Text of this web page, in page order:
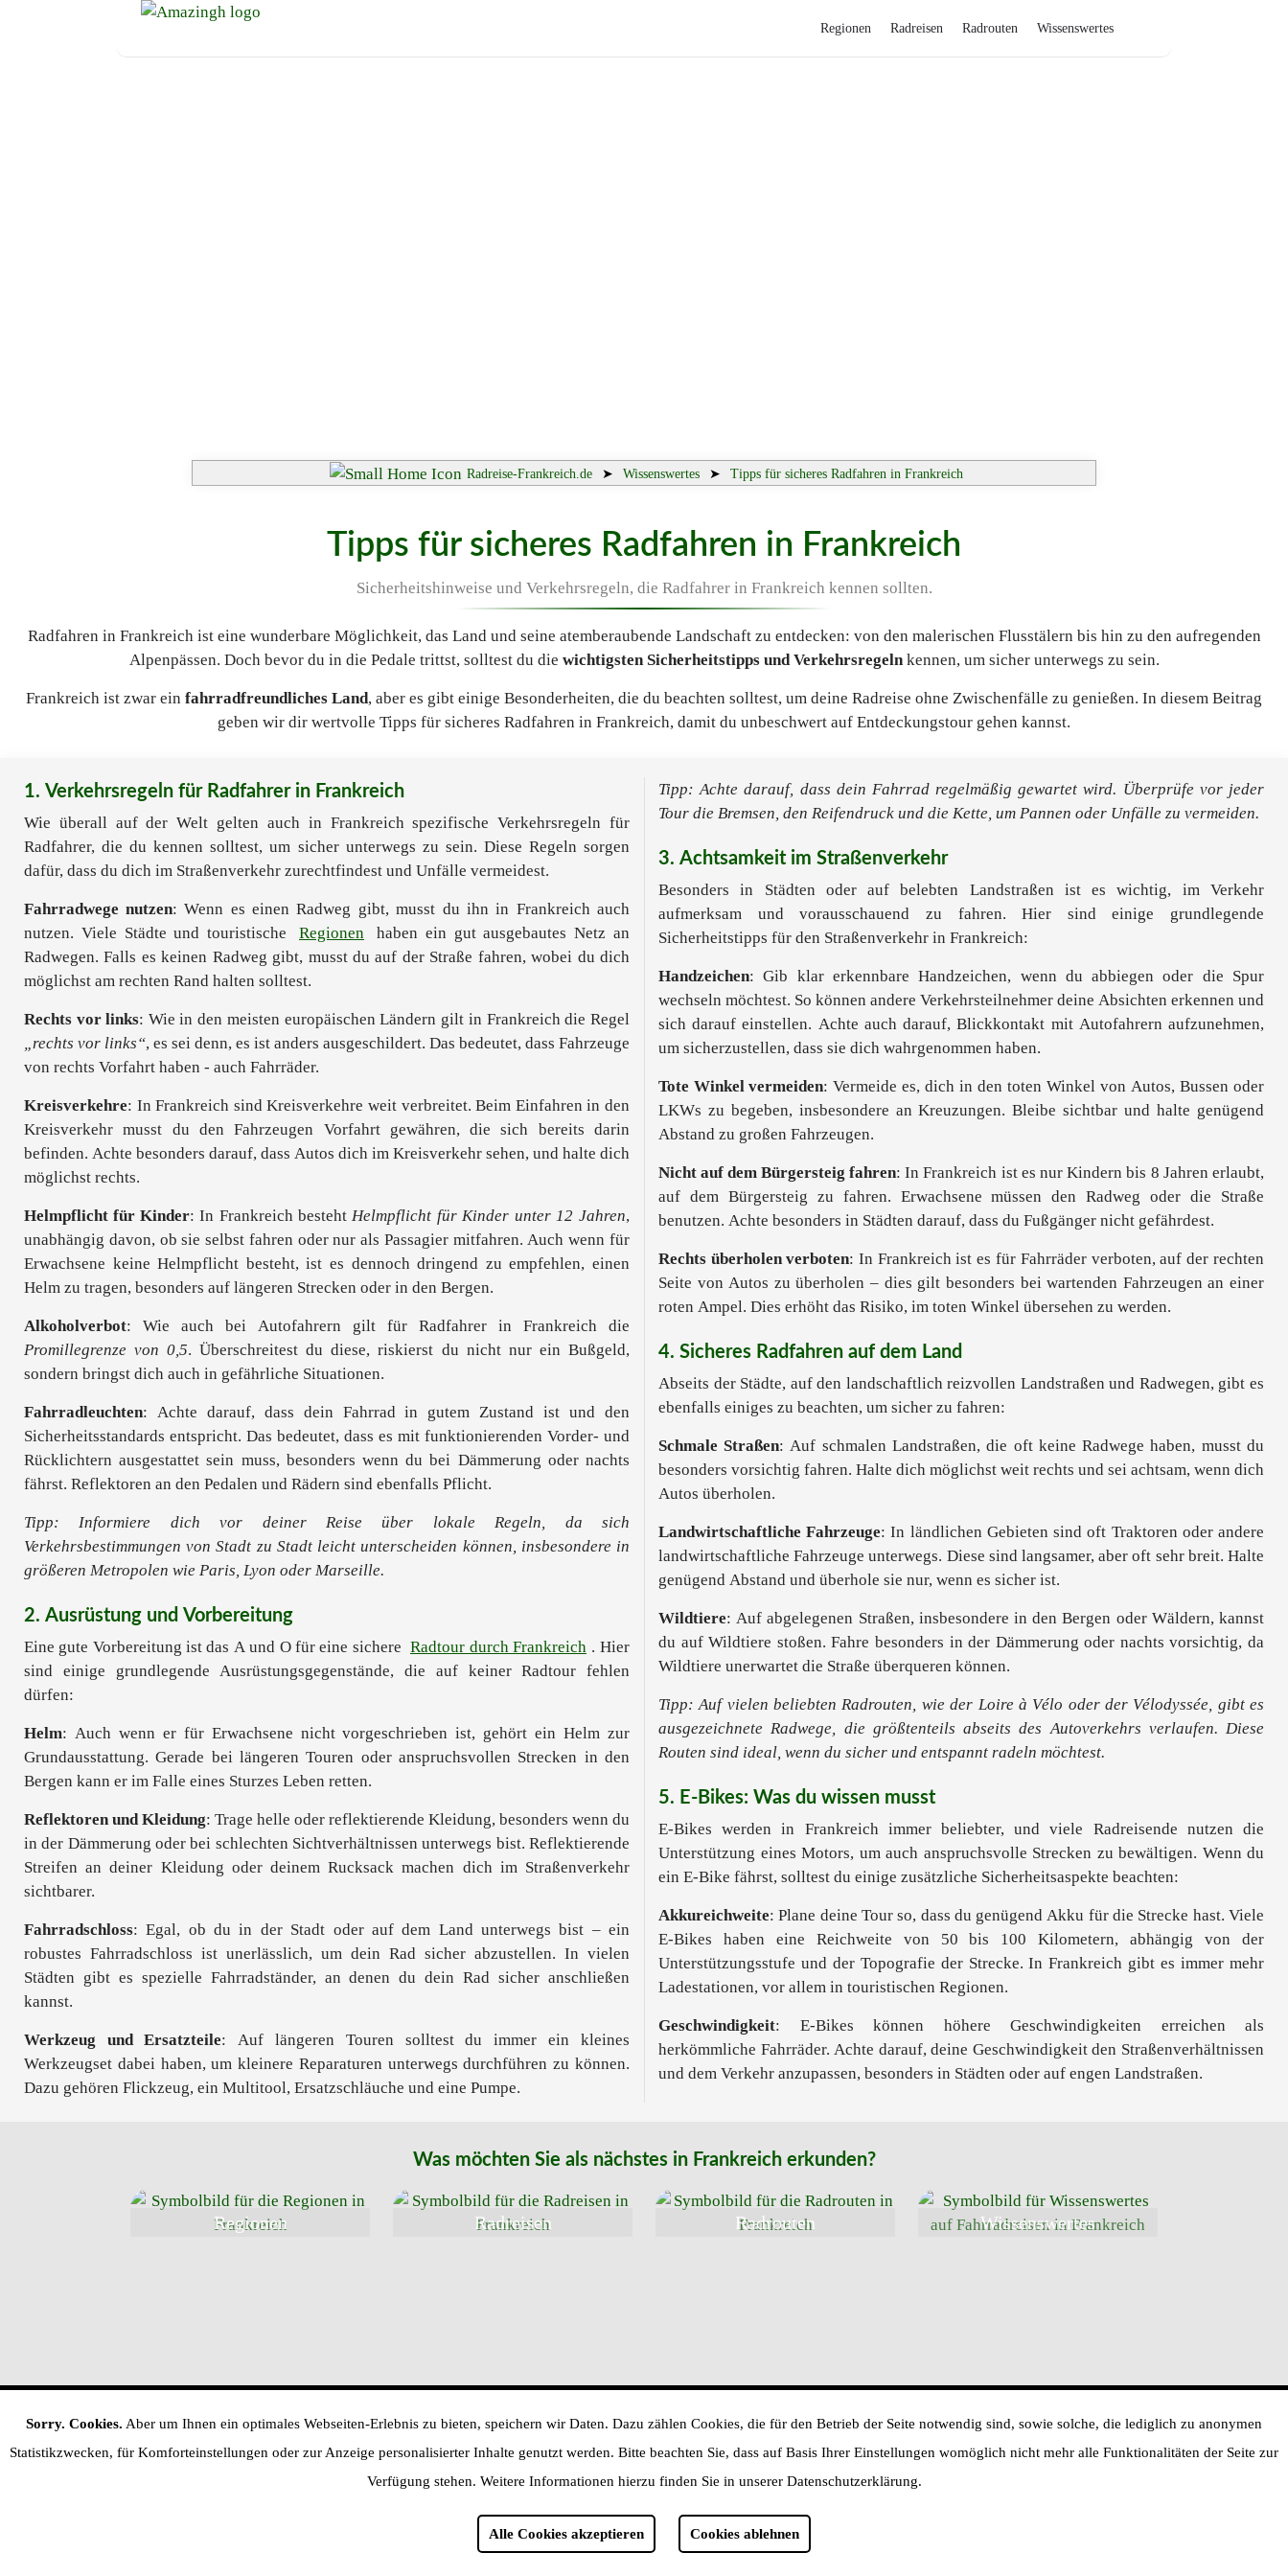
Regionen Radreisen Radrouten Wissenswertes
Radreise-Frankreich.de ➤ Wissenswertes ➤ Tipps für sicheres Radfahren in Frankreich
Tipps für sicheres Radfahren in Frankreich
Sicherheitshinweise und Verkehrsregeln, die Radfahrer in Frankreich kennen sollten.
Radfahren in Frankreich ist eine wunderbare Möglichkeit, das Land und seine atemberaubende Landschaft zu entdecken: von den malerischen Flusstälern bis hin zu den aufregenden
Alpenpässen. Doch bevor du in die Pedale trittst, solltest du die wichtigsten Sicherheitstipps und Verkehrsregelnkennen, um sicher unterwegs zu sein.
Frankreich ist zwar ein fahrradfreundliches Land, aber es gibt einige Besonderheiten, die du beachten solltest, um deine Radreise ohne Zwischenfälle zu genießen. In diesem Beitrag
geben wir dir wertvolle Tipps für sicheres Radfahren in Frankreich, damit du unbeschwert auf Entdeckungstour gehen kannst.
1. Verkehrsregeln für Radfahrer in Frankreich
Wie überall auf der Welt gelten auch in Frankreich spezifische Verkehrsregeln für
Radfahrer, die du kennen solltest, um sicher unterwegs zu sein. Diese Regeln sorgen
dafür, dass du dich im Straßenverkehr zurechtfindest und Unfälle vermeidest.
Fahrradwege nutzen: Wenn es einen Radweg gibt, musst du ihn in Frankreich auch
nutzen. Viele Städte und touristische
Regionen
haben ein gut ausgebautes Netz an
Radwegen. Falls es keinen Radweg gibt, musst du auf der Straße fahren, wobei du dich
möglichst am rechten Rand halten solltest.
Rechts vor links: Wie in den meisten europäischen Ländern gilt in Frankreich die Regel
„rechts vor links“, es sei denn, es ist anders ausgeschildert. Das bedeutet, dass Fahrzeuge
von rechts Vorfahrt haben - auch Fahrräder.
Kreisverkehre: In Frankreich sind Kreisverkehre weit verbreitet. Beim Einfahren in den
Kreisverkehr musst du den Fahrzeugen Vorfahrt gewähren, die sich bereits darin
befinden. Achte besonders darauf, dass Autos dich im Kreisverkehr sehen, und halte dich
möglichst rechts.
Helmpflicht für Kinder: In Frankreich besteht Helmpflicht für Kinder unter 12 Jahren,
unabhängig davon, ob sie selbst fahren oder nur als Passagier mitfahren. Auch wenn für
Erwachsene keine Helmpflicht besteht, ist es dennoch dringend zu empfehlen, einen
Helm zu tragen, besonders auf längeren Strecken oder in den Bergen.
Alkoholverbot: Wie auch bei Autofahrern gilt für Radfahrer in Frankreich die
Promillegrenze von 0,5. Überschreitest du diese, riskierst du nicht nur ein Bußgeld,
sondern bringst dich auch in gefährliche Situationen.
Fahrradleuchten: Achte darauf, dass dein Fahrrad in gutem Zustand ist und den
Sicherheitsstandards entspricht. Das bedeutet, dass es mit funktionierenden Vorder- und
Rücklichtern ausgestattet sein muss, besonders wenn du bei Dämmerung oder nachts
fährst. Reflektoren an den Pedalen und Rädern sind ebenfalls Pflicht.
Tipp: Informiere dich vor deiner Reise über lokale Regeln, da sich
Verkehrsbestimmungen von Stadt zu Stadt leicht unterscheiden können, insbesondere in
größeren Metropolen wie Paris, Lyon oder Marseille.
2. Ausrüstung und Vorbereitung
Eine gute Vorbereitung ist das A und O für eine sichere Radtour durch Frankreich . Hier
sind einige grundlegende Ausrüstungsgegenstände, die auf keiner Radtour fehlen
dürfen:
Helm: Auch wenn er für Erwachsene nicht vorgeschrieben ist, gehört ein Helm zur
Grundausstattung. Gerade bei längeren Touren oder anspruchsvollen Strecken in den
Bergen kann er im Falle eines Sturzes Leben retten.
Reflektoren und Kleidung: Trage helle oder reflektierende Kleidung, besonders wenn du
in der Dämmerung oder bei schlechten Sichtverhältnissen unterwegs bist. Reflektierende
Streifen an deiner Kleidung oder deinem Rucksack machen dich im Straßenverkehr
sichtbarer.
Fahrradschloss: Egal, ob du in der Stadt oder auf dem Land unterwegs bist – ein
robustes Fahrradschloss ist unerlässlich, um dein Rad sicher abzustellen. In vielen
Städten gibt es spezielle Fahrradständer, an denen du dein Rad sicher anschließen
kannst.
Werkzeug und Ersatzteile: Auf längeren Touren solltest du immer ein kleines
Werkzeugset dabei haben, um kleinere Reparaturen unterwegs durchführen zu können.
Dazu gehören Flickzeug, ein Multitool, Ersatzschläuche und eine Pumpe.
Tipp: Achte darauf, dass dein Fahrrad regelmäßig gewartet wird. Überprüfe vor jeder
Tour die Bremsen, den Reifendruck und die Kette, um Pannen oder Unfälle zu vermeiden.
3. Achtsamkeit im Straßenverkehr
Besonders in Städten oder auf belebten Landstraßen ist es wichtig, im Verkehr
aufmerksam und vorausschauend zu fahren. Hier sind einige grundlegende
Sicherheitstipps für den Straßenverkehr in Frankreich:
Handzeichen: Gib klar erkennbare Handzeichen, wenn du abbiegen oder die Spur
wechseln möchtest. So können andere Verkehrsteilnehmer deine Absichten erkennen und
sich darauf einstellen. Achte auch darauf, Blickkontakt mit Autofahrern aufzunehmen,
um sicherzustellen, dass sie dich wahrgenommen haben.
Tote Winkel vermeiden: Vermeide es, dich in den toten Winkel von Autos, Bussen oder
LKWs zu begeben, insbesondere an Kreuzungen. Bleibe sichtbar und halte genügend
Abstand zu großen Fahrzeugen.
Nicht auf dem Bürgersteig fahren: In Frankreich ist es nur Kindern bis 8 Jahren erlaubt,
auf dem Bürgersteig zu fahren. Erwachsene müssen den Radweg oder die Straße
benutzen. Achte besonders in Städten darauf, dass du Fußgänger nicht gefährdest.
Rechts überholen verboten: In Frankreich ist es für Fahrräder verboten, auf der rechten
Seite von Autos zu überholen – dies gilt besonders bei wartenden Fahrzeugen an einer
roten Ampel. Dies erhöht das Risiko, im toten Winkel übersehen zu werden.
4. Sicheres Radfahren auf dem Land
Abseits der Städte, auf den landschaftlich reizvollen Landstraßen und Radwegen, gibt es
ebenfalls einiges zu beachten, um sicher zu fahren:
Schmale Straßen: Auf schmalen Landstraßen, die oft keine Radwege haben, musst du
besonders vorsichtig fahren. Halte dich möglichst weit rechts und sei achtsam, wenn dich
Autos überholen.
Landwirtschaftliche Fahrzeuge: In ländlichen Gebieten sind oft Traktoren oder andere
landwirtschaftliche Fahrzeuge unterwegs. Diese sind langsamer, aber oft sehr breit. Halte
genügend Abstand und überhole sie nur, wenn es sicher ist.
Wildtiere: Auf abgelegenen Straßen, insbesondere in den Bergen oder Wäldern, kannst
du auf Wildtiere stoßen. Fahre besonders in der Dämmerung oder nachts vorsichtig, da
Wildtiere unerwartet die Straße überqueren können.
Tipp: Auf vielen beliebten Radrouten, wie der Loire à Vélo oder der Vélodyssée, gibt es
ausgezeichnete Radwege, die größtenteils abseits des Autoverkehrs verlaufen. Diese
Routen sind ideal, wenn du sicher und entspannt radeln möchtest.
5. E-Bikes: Was du wissen musst
E-Bikes werden in Frankreich immer beliebter, und viele Radreisende nutzen die
Unterstützung eines Motors, um auch anspruchsvolle Strecken zu bewältigen. Wenn du
ein E-Bike fährst, solltest du einige zusätzliche Sicherheitsaspekte beachten:
Akkureichweite: Plane deine Tour so, dass du genügend Akku für die Strecke hast. Viele
E-Bikes haben eine Reichweite von 50 bis 100 Kilometern, abhängig von der
Unterstützungsstufe und der Topografie der Strecke. In Frankreich gibt es immer mehr
Ladestationen, vor allem in touristischen Regionen.
Geschwindigkeit: E-Bikes können höhere Geschwindigkeiten erreichen als
herkömmliche Fahrräder. Achte darauf, deine Geschwindigkeit den Straßenverhältnissen
und dem Verkehr anzupassen, besonders in Städten oder auf engen Landstraßen.
Was möchten Sie als nächstes in Frankreich erkunden?
Regionen Radreisen Radrouten Wissenswertes
Home Regionen Radreisen Impressum
Sorry. Cookies. Aber um Ihnen ein optimales Webseiten-Erlebnis zu bieten, speichern wir Daten. Dazu zählen Cookies, die für den Betrieb der Seite notwendig sind, sowie solche, die lediglich zu anonymen
Statistikzwecken, für Komforteinstellungen oder zur Anzeige personalisierter Inhalte genutzt werden. Bitte beachten Sie, dass auf Basis Ihrer Einstellungen womöglich nicht mehr alle Funktionalitäten der Seite zur
Verfügung stehen. Weitere Informationen hierzu finden Sie in unserer Datenschutzerklärung.
Alle Cookies akzeptieren Cookies ablehnen